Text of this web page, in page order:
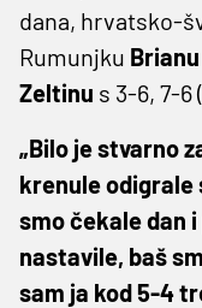
dana, hrvatsko-
Rumunjku
Zeltinu s 3-6, 7-6
„Bilo je stvarno
krenule odigrale
smo čekale dan
nastavile, baš
sam ja kod 5-4